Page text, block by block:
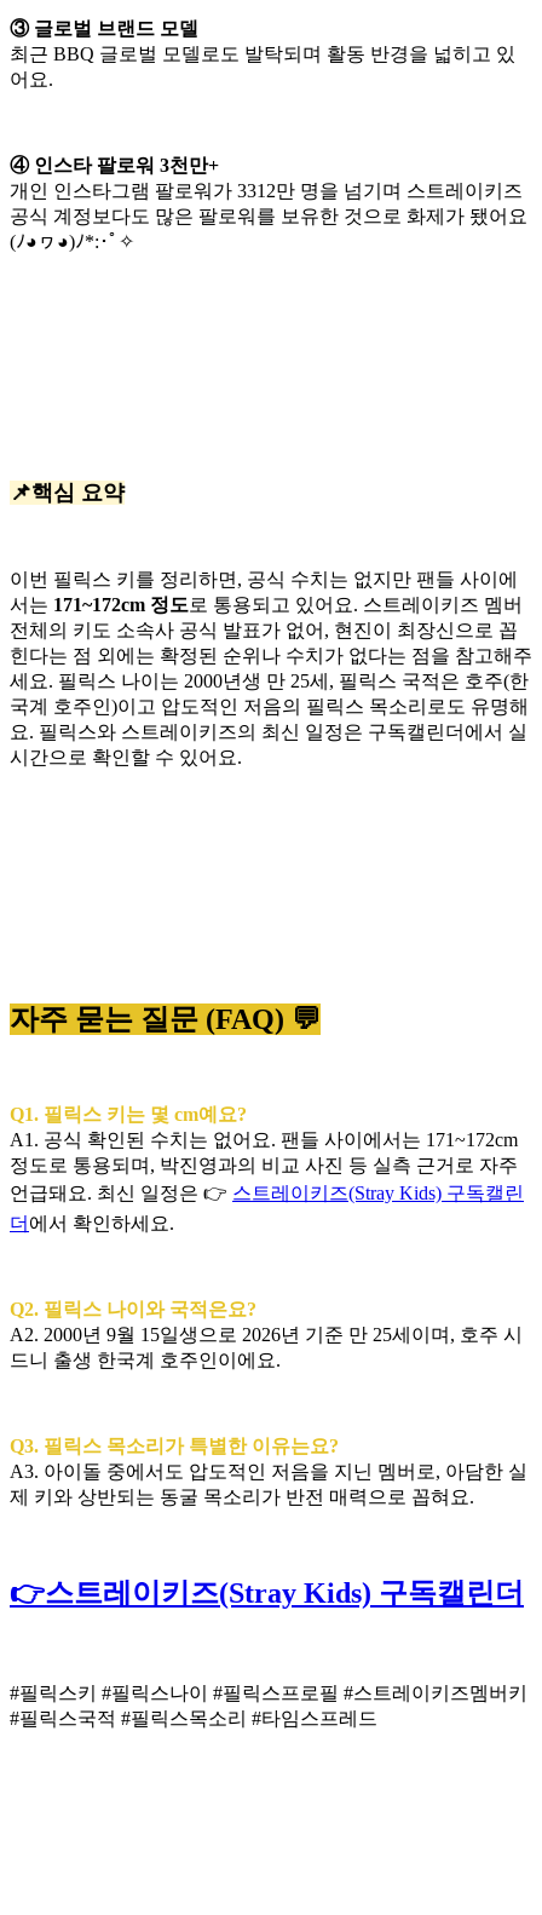
③ 글로벌 브랜드 모델
최근 BBQ 글로벌 모델로도 발탁되며 활동 반경을 넓히고 있
어요.
④ 인스타 팔로워 3천만+
개인 인스타그램 팔로워가 3312만 명을 넘기며 스트레이키즈
공식 계정보다도 많은 팔로워를 보유한 것으로 화제가 됐어요
(ﾉ◕ヮ◕)ﾉ*:･ﾟ✧
📌핵심 요약
이번 필릭스 키를 정리하면, 공식 수치는 없지만 팬들 사이에
서는 171~172cm 정도로 통용되고 있어요. 스트레이키즈 멤버
전체의 키도 소속사 공식 발표가 없어, 현진이 최장신으로 꼽
힌다는 점 외에는 확정된 순위나 수치가 없다는 점을 참고해주
세요. 필릭스 나이는 2000년생 만 25세, 필릭스 국적은 호주(한
국계 호주인)이고 압도적인 저음의 필릭스 목소리로도 유명해
요. 필릭스와 스트레이키즈의 최신 일정은 구독캘린더에서 실
시간으로 확인할 수 있어요.
자주 묻는 질문 (FAQ) 💬
Q1. 필릭스 키는 몇 cm예요?
A1. 공식 확인된 수치는 없어요. 팬들 사이에서는 171~172cm
정도로 통용되며, 박진영과의 비교 사진 등 실측 근거로 자주
언급돼요. 최신 일정은 👉 스트레이키즈(Stray Kids) 구독캘린
더 에서 확인하세요.
Q2. 필릭스 나이와 국적은요?
A2. 2000년 9월 15일생으로 2026년 기준 만 25세이며, 호주 시
드니 출생 한국계 호주인이에요.
Q3. 필릭스 목소리가 특별한 이유는요?
A3. 아이돌 중에서도 압도적인 저음을 지닌 멤버로, 아담한 실
제 키와 상반되는 동굴 목소리가 반전 매력으로 꼽혀요.
👉스트레이키즈(Stray Kids) 구독캘린더
#필릭스키 #필릭스나이 #필릭스프로필 #스트레이키즈멤버키
#필릭스국적 #필릭스목소리 #타임스프레드